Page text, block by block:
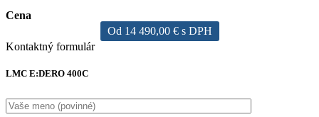
Cena
Od 14 490,00 € s DPH
Kontaktný formulár
LMC E:DERO 400C